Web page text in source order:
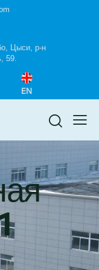
Цыси, р-н
59.
EN